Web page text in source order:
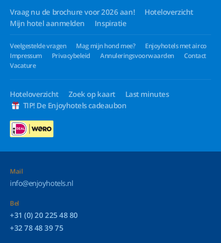
Vraag nu de brochure voor 2026 aan!
Hoteloverzicht
Mijn hotel aanmelden
Inspiratie
Veelgestelde vragen Mag mijn hond mee?
Enjoyhotels met airco
Impressum
Privacybeleid Annuleringsvoorwaarden
Contact
Vacature
Hoteloverzicht Zoek op kaart
Last minutes
TIP! De Enjoyhotels cadeaubon
Mail
info@enjoyhotels.nl
Bel
+31 (0) 20 225 48 80
+32 78 48 39 75